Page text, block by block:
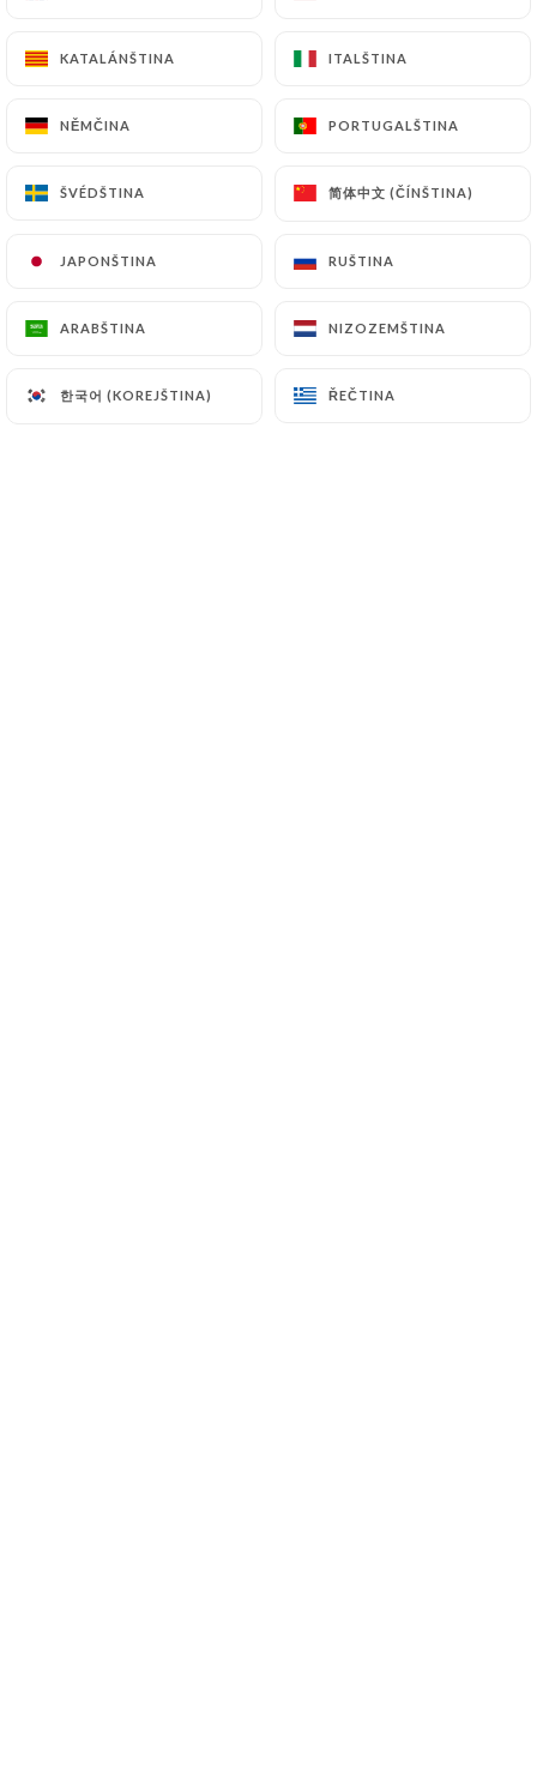
KATALÁNŠTINA ITALŠTINA
NĚMČINA PORTUGALŠTINA
ŠVÉDŠTINA 简体中文 (ČÍNŠTINA)
JAPONŠTINA RUŠTINA
ARABŠTINA NIZOZEMŠTINA
한국어 (KOREJŠTINA) ŘEČTINA
KATALÁNŠTINA ITALŠTINA
NĚMČINA PORTUGALŠTINA
ŠVÉDŠTINA 简体中文 (ČÍNŠTINA)
JAPONŠTINA RUŠTINA
ARABŠTINA NIZOZEMŠTINA
한국어 (KOREJŠTINA) ŘEČTINA